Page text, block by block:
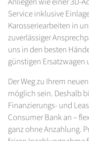
Service inklusive
Karosseriearbeiten in
zuverlässiger
uns in den besten
günstigen
Der Weg zu Ihrem
möglich sein. Deshalb
Finanzierungs- und
Consumer Bank an –
ganz ohne Anzahlung.